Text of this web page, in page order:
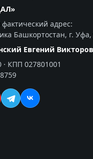
адрес:
Башкортостан, г.
Евгений
КПП 027801001